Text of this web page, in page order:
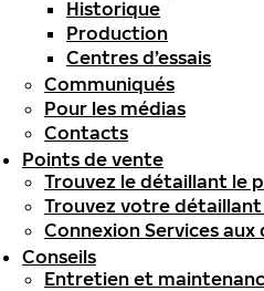
Historique
Production
Centres d’essais
Communiqués
Pour les médias
Contacts
Points de vente
Trouvez le détaillant le
Trouvez votre détaillant
Connexion Services
Conseils
Entretien et